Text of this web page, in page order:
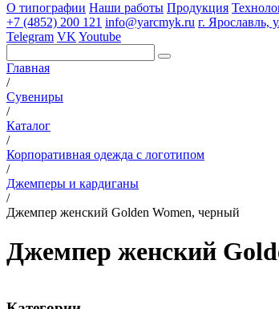
О типографии Наши работы Продукция
+7 (4852) 200 121 info@yarcmyk.ru г. Ярославль,
Telegram VK Youtube
Главная
/
Сувениры
/
Каталог
/
Корпоративная одежда с логотипом
/
Джемперы и кардиганы
/
Джемпер женский Golden Women, черный
Джемпер женский